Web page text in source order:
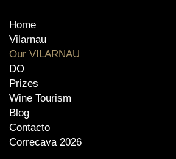
Home
Vilarnau
Our VILARNAU
DO
Prizes
Wine Tourism
Blog
Contacto
Correcava 2026